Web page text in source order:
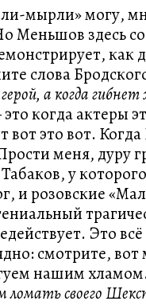
мырли» могу,
Меньшов здесь
как
слова
а когда гибнет
когда актеры
вот это вот.
меня, дуру
у
и розовские
Это
смотрите,
нашим
ломать своего